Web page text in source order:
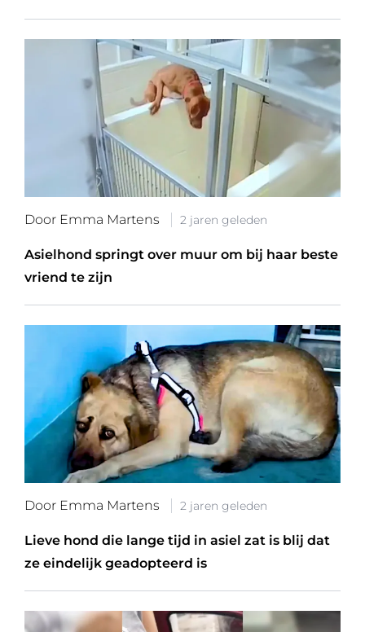
Door Emma Martens 2 jaren geleden
Asielhond springt over muur om bij haar beste
vriend te zijn
Door Emma Martens 2 jaren geleden
Lieve hond die lange tijd in asiel zat is blij dat
ze eindelijk geadopteerd is